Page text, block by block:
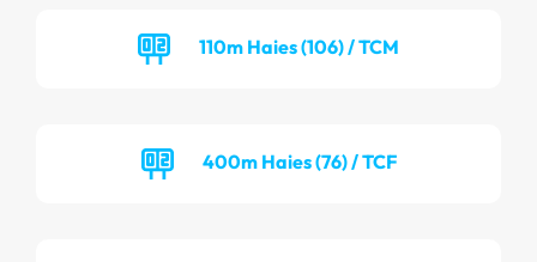
110m Haies (106) / TCM
400m Haies (76) / TCF